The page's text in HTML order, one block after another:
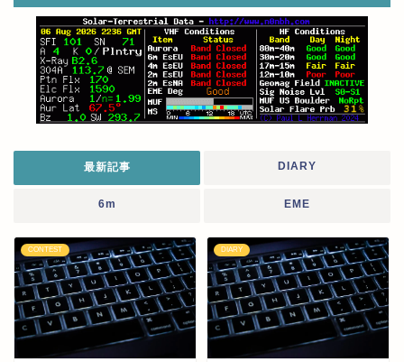
最新記事 DIARY
6m EME
CONTEST DIARY